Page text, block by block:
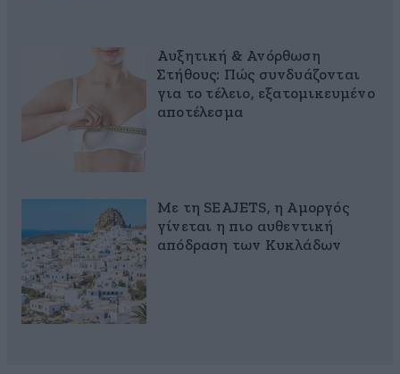
Αυξητική & Ανόρθωση
Στήθους: Πώς συνδυάζονται
για το τέλειο, εξατομικευμένο
αποτέλεσμα
Με τη SEAJETS, η Αμοργός
γίνεται η πιο αυθεντική
απόδραση των Κυκλάδων